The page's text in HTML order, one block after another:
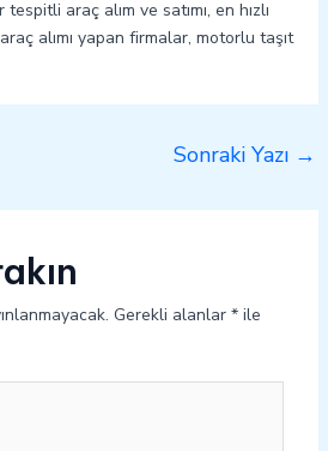
araç alım ve satımı, en hızlı
alımı yapan firmalar, motorlu taşıt
Sonraki Yazı →
Gerekli alanlar *ile